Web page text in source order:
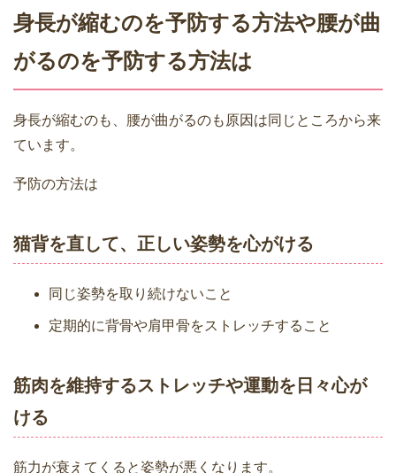
身長が縮むのを予防する方法や腰が曲
がるのを予防する方法は
身長が縮むのも、腰が曲がるのも原因は同じところから来
ています。
予防の方法は
猫背を直して、正しい姿勢を心がける
同じ姿勢を取り続けないこと
定期的に背骨や肩甲骨をストレッチすること
筋肉を維持するストレッチや運動を日々心が
ける
筋力が衰えてくると姿勢が悪くなります。